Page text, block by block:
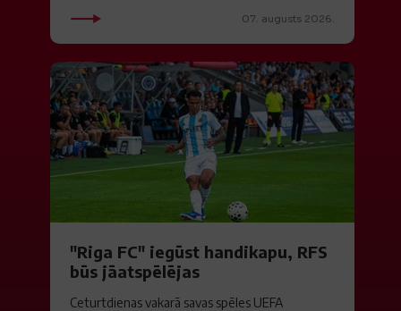
07. augusts 2026.
"Riga FC" iegūst handikapu, RFS
būs jāatspēlējas
Ceturtdienas vakarā savas spēles UEFA